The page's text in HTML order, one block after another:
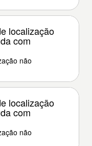
localização
com
não
localização
com
não